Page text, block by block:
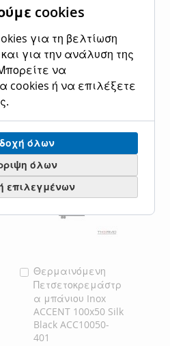
α μπάνιου Inox
ACCENT 138x50
Brushed
ACC13850-111
Ειδική
Τιμή
790,00 € Κανονική τιμή
979,60 €
Καλάθι
ΣΤΗ
ΛΊΣΤΑ
ΕΠΙΘΥΜΙΏΝ
Θερμαινόμενη
Πετσετοκρεμάστρ
α μπάνιου Inox
ACCENT 100x50 Silk
Black ACC10050-
401
Προσθήκη
στο
Καλάθι
cookies
για τη βελτίωση
για την ανάλυση της
να
cookies ή να επιλέξετε
όλων
όλων
επιλεγμένων